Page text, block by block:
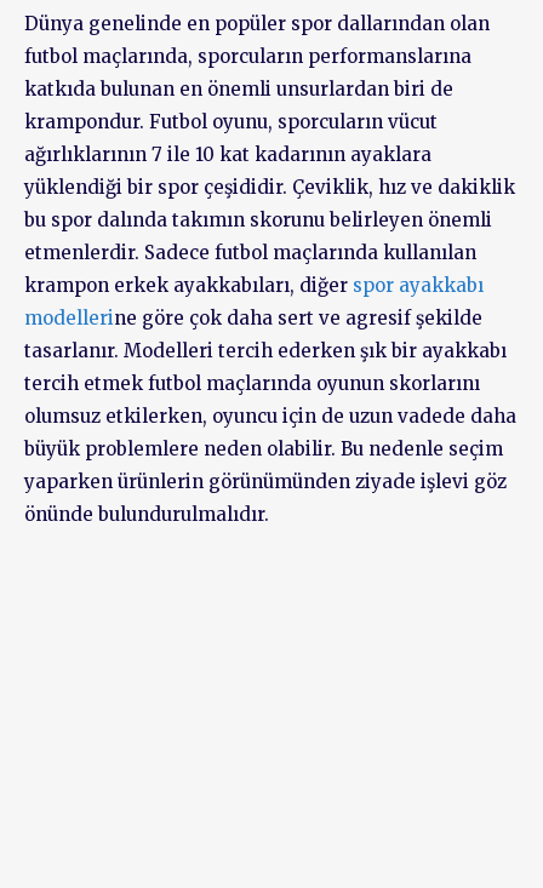
Dünya genelinde en popüler spor dallarından olan
futbol maçlarında, sporcuların performanslarına
katkıda bulunan en önemli unsurlardan biri de
krampondur. Futbol oyunu, sporcuların vücut
ağırlıklarının 7 ile 10 kat kadarının ayaklara
yüklendiği bir spor çeşididir. Çeviklik, hız ve dakiklik
bu spor dalında takımın skorunu belirleyen önemli
etmenlerdir. Sadece futbol maçlarında kullanılan
krampon erkek ayakkabıları, diğer spor ayakkabı
modellerine göre çok daha sert ve agresif şekilde
tasarlanır. Modelleri tercih ederken şık bir ayakkabı
tercih etmek futbol maçlarında oyunun skorlarını
olumsuz etkilerken, oyuncu için de uzun vadede daha
büyük problemlere neden olabilir. Bu nedenle seçim
yaparken ürünlerin görünümünden ziyade işlevi göz
önünde bulundurulmalıdır.